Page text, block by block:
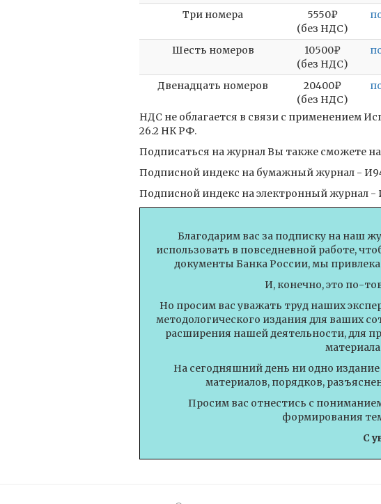
Три номера
5550₽
(без НДС)
Шесть номеров
10500₽
(без НДС)
Двенадцать номеров
20400₽
(без НДС)
НДС не облагается в связи с применением
26.2 НК РФ.
Подписаться на журнал Вы также сможете на
Подписной индекс на бумажный журнал -
Подписной индекс на электронный журнал -
Благодарим вас за подписку на наш
использовать в повседневной работе,
документы Банка России, мы
И, конечно, это по-
Но просим вас уважать труд наших
методологического издания для ваших
расширения нашей деятельности, для
На сегодняшний день ни одно
материалов, порядков,
Просим вас отнестись с
формирования
С